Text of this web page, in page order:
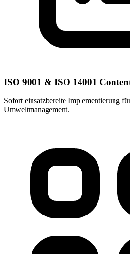
ISO 9001 & ISO 14001
Sofort einsatzbereite Implementierung
Umweltmanagement.